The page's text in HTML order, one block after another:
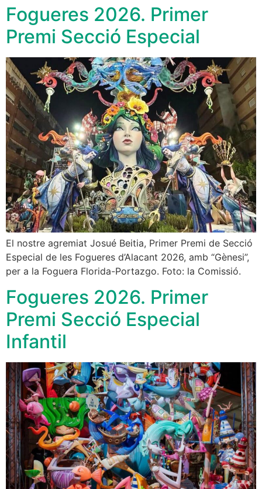
Fogueres 2026. Primer
Premi Secció Especial
El nostre agremiat Josué Beitia, Primer Premi de Secció
Especial de les Fogueres d’Alacant 2026, amb “Gènesi”,
per a la Foguera Florida-Portazgo. Foto: la Comissió.
Fogueres 2026. Primer
Premi Secció Especial
Infantil